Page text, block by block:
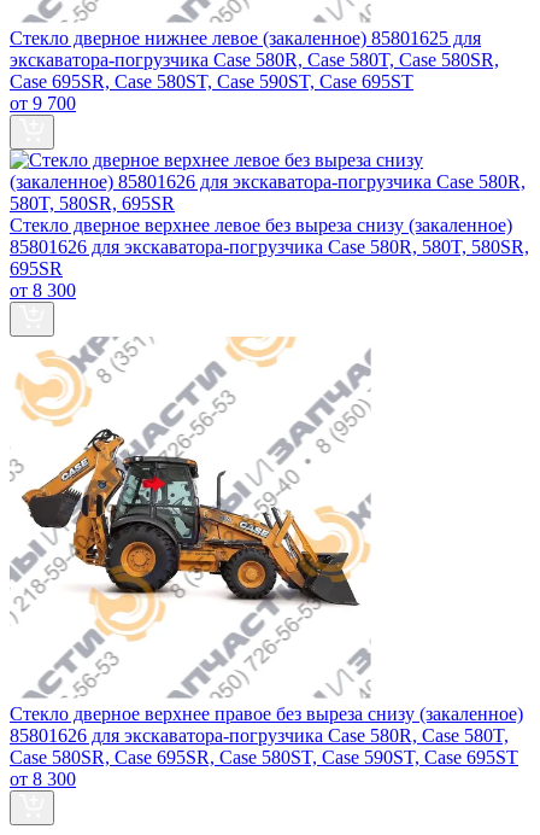
Стекло дверное нижнее левое (закаленное) 85801625 для
экскаватора-погрузчика Case 580R, Case 580T, Case 580SR,
Case 695SR, Case 580ST, Case 590ST, Case 695ST
от 9 700
Стекло дверное верхнее левое без выреза снизу (закаленное)
85801626 для экскаватора-погрузчика Case 580R, 580T, 580SR,
695SR
от 8 300
Стекло дверное верхнее правое без выреза снизу (закаленное)
85801626 для экскаватора-погрузчика Case 580R, Case 580T,
Case 580SR, Case 695SR, Case 580ST, Case 590ST, Case 695ST
от 8 300